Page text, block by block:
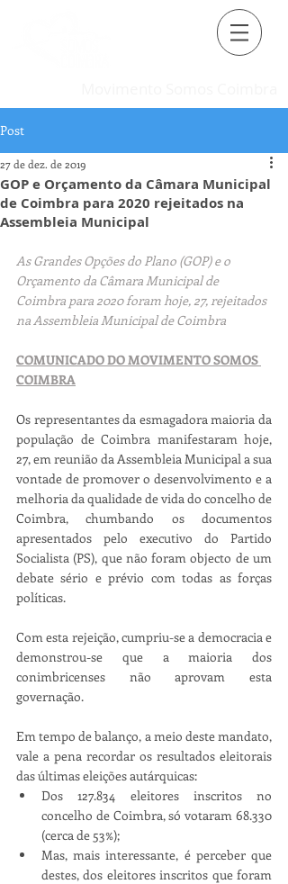
Post
GOP e Orçamento da Câmara Municipal
de Coimbra para 2020 rejeitados na
Assembleia Municipal
27 de dez. de 2019
As Grandes Opções do Plano (GOP) e o
Orçamento da Câmara Municipal de
Coimbra para 2020 foram hoje, 27, rejeitados
na Assembleia Municipal de Coimbra
COMUNICADO DO MOVIMENTO SOMOS
COIMBRA
Os representantes da esmagadora maioria da
população de Coimbra manifestaram hoje,
27, em reunião da Assembleia Municipal a sua
vontade de promover o desenvolvimento e a
melhoria da qualidade de vida do concelho de
Coimbra, chumbando os documentos
apresentados pelo executivo do Partido
Socialista (PS), que não foram objecto de um
debate sério e prévio com todas as forças
políticas.
Com esta rejeição, cumpriu-se a democracia e
demonstrou-se que a maioria dos
conimbricenses não aprovam esta
governação.
Em tempo de balanço, a meio deste mandato,
vale a pena recordar os resultados eleitorais
das últimas eleições autárquicas:
Dos 127.834 eleitores inscritos no
concelho de Coimbra, só votaram 68.330
(cerca de 53%);
Mas, mais interessante, é perceber que
destes, dos eleitores inscritos que foram